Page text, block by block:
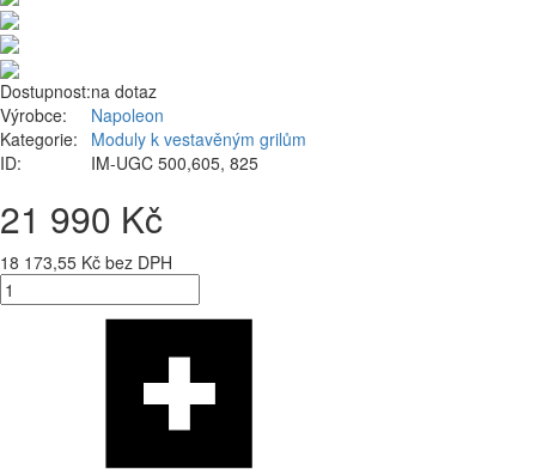
Dostupnost:na dotaz
Výrobce:
Napoleon
Kategorie:
Moduly k vestavěným grilům
ID:
IM-UGC 500,605, 825
21 990 Kč
18 173,55 Kč bez DPH